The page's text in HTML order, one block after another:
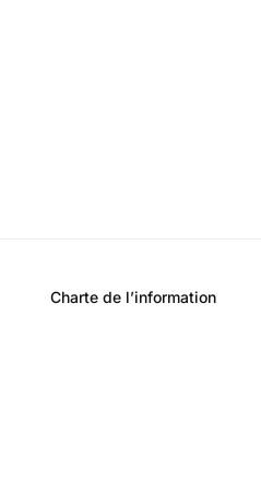
Charte de l’information